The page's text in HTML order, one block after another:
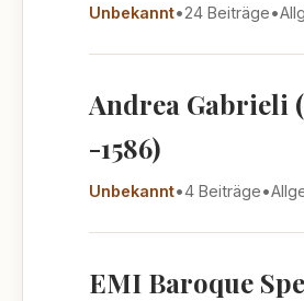
Unbekannt•24 Beiträge•
Andrea Gabrieli
-1586)
Unbekannt•4 Beiträge•
EMI Baroque